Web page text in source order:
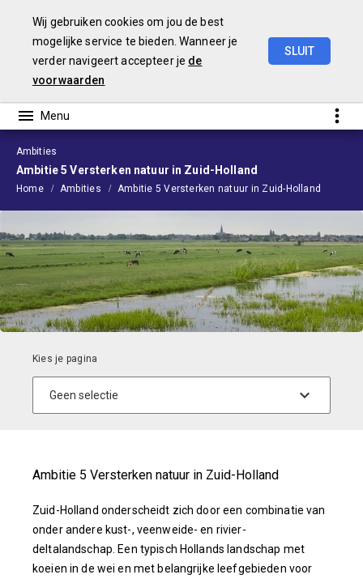
Wij gebruiken cookies om jou de best
mogelijke service te bieden. Wanneer je
verder navigeert accepteer je de
voorwaarden
SLUIT
Ambities
Ambitie 5 Versterken natuur in Zuid-Holland
Home Ambities Ambitie 5 Versterken natuur in Zuid-Holland
Ambitie 5 Versterken natuur in Zuid-Holland
Zuid-Holland onderscheidt zich door een combinatie van
onder andere kust-, veenweide- en rivier-
deltalandschap. Een typisch Hollands landschap met
koeien in de wei en met belangrijke leefgebieden voor